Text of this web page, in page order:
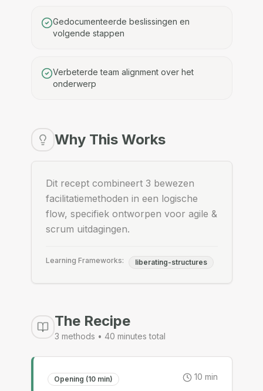
Gedocumenteerde beslissingen en
volgende stappen
Verbeterde team alignment over het
onderwerp
Why This Works
Dit recept combineert 3 bewezen
facilitatiemethoden in een logische
flow, specifiek ontworpen voor agile &
scrum uitdagingen.
Learning Frameworks: liberating-structures
The Recipe
3 methods • 40 minutes total
Opening (10 min) 10 min